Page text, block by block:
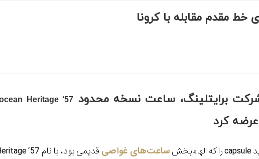
خط مقدم مقابله با کرونا
برایتلینگ، ساعت نسخه محدود Heritage ‘57
عرضه کرد
capsuleرا که الهام‌بخشساعت‌های غواصی قدیمی بود، با نام ‘57